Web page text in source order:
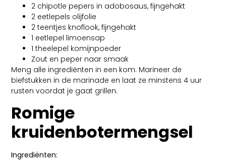
2 chipotle pepers in adobosaus, fijngehakt
2 eetlepels olijfolie
2 teentjes knoflook, fijngehakt
1 eetlepel limoensap
1 theelepel komijnpoeder
Zout en peper naar smaak
Meng alle ingrediënten in een kom. Marineer de
biefstukken in de marinade en laat ze minstens 4 uur
rusten voordat je gaat grillen.
Romige
kruidenbotermengsel
Ingrediënten: